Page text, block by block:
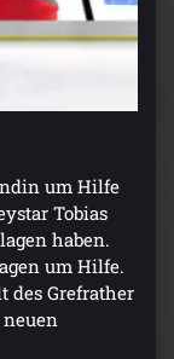
um Hilfe
Tobias
haben.
um Hilfe.
des Grefrather